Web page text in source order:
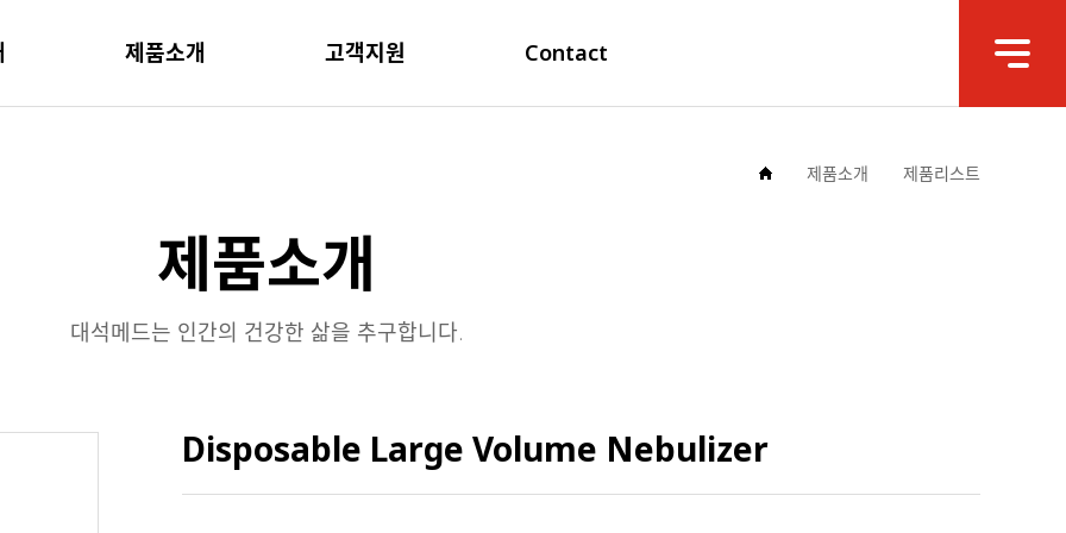
제품소개 고객지원 Contact
제품소개 제품리스트
제품소개
대석메드는 인간의 건강한 삶을 추구합니다.
Disposable Large Volume Nebulizer